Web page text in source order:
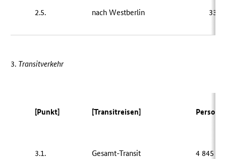
2.5. nach Westberlin 339
3. Transitverkehr
[Punkt] [Transitreisen]
3.1. Gesamt-Transit 4 845